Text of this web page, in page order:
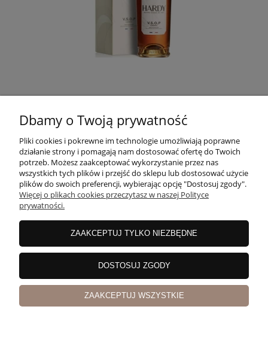
Calvados Papidoux VSOP 40% 0,7l
Dbamy o Twoją prywatność
Pliki cookies i pokrewne im technologie umożliwiają poprawne
działanie strony i pomagają nam dostosować ofertę do Twoich
potrzeb. Możesz zaakceptować wykorzystanie przez nas
wszystkich tych plików i przejść do sklepu lub dostosować użycie
plików do swoich preferencji, wybierając opcję "Dostosuj zgody".
Więcej o plikach cookies przeczytasz w naszej Polityce
prywatności.
ZAAKCEPTUJ TYLKO NIEZBĘDNE
DOSTOSUJ ZGODY
ZAAKCEPTUJ WSZYSTKIE